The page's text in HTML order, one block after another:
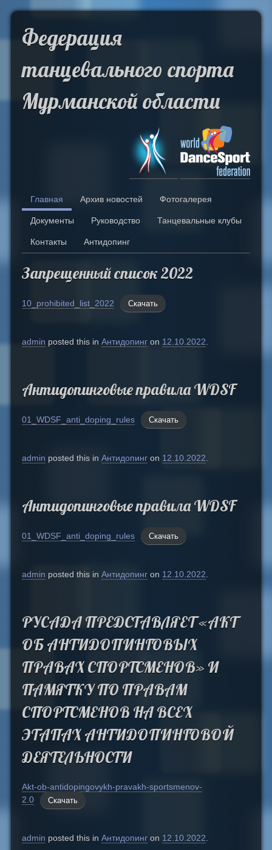
Skip to Content
Федерация
танцевального спорта
Мурманской области
Главная Архив новостей Фотогалерея
Документы Руководство Танцевальные клубы
Контакты Антидопинг
Запрещенный список 2022
10_prohibited_list_2022 Скачать
admin posted this in Антидопингon 12.10.2022
Антидопинговые правила WDSF
01_WDSF_anti_doping_rules Скачать
admin posted this in Антидопингon 12.10.2022
Антидопинговые правила WDSF
01_WDSF_anti_doping_rules Скачать
admin posted this in Антидопингon 12.10.2022
РУСАДА ПРЕДСТАВЛЯЕТ «АКТ
ОБ АНТИДОПИНГОВЫХ
ПРАВАХ СПОРТСМЕНОВ» И
ПАМЯТКУ ПО ПРАВАМ
СПОРТСМЕНОВ НА ВСЕХ
ЭТАПАХ АНТИДОПИНГОВОЙ
ДЕЯТЕЛЬНОСТИ
Akt-ob-antidopingovykh-pravakh-sportsmenov-
2.0
Скачать
admin posted this in Антидопингon 12.10.2022.